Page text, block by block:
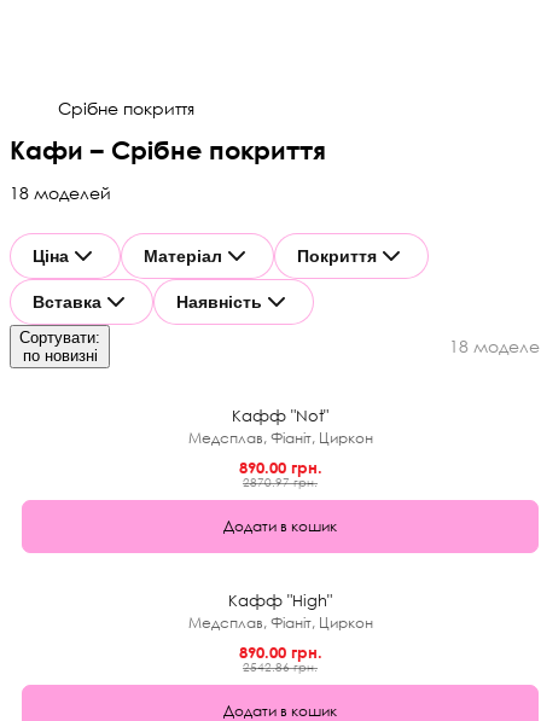
Срібне покриття
Кафи – Срібне покриття
18 моделей
Ціна Матеріал Покриття
Вставка Наявність
Сортувати:
по новизні
18
Кафф "Not"
Медсплав, Фіаніт, Циркон
890.00 грн.
2870.97 грн.
Додати в кошик
Кафф "High"
Медсплав, Фіаніт, Циркон
890.00 грн.
2542.86 грн.
Додати в кошик